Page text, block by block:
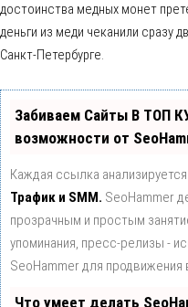
достоинства медных монет
деньги из меди чеканили сразу
Санкт-Петербурге.
Забиваем Сайты В ТОП
возможности от
Каждая ссылка
Трафик и SMM. SeoHammer
прозрачным и простым
упоминания, пресс-релизы -
SeoHammer для продвижения
Что умеет делать